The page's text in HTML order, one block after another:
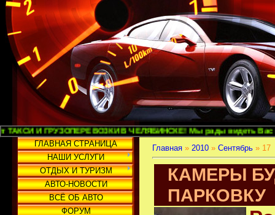
ГРУЗОПЕРЕВОЗКИ В ЧЕЛЯБИНСКЕ! Мы рады видеть Вас и надеемся
ГЛАВНАЯ СТРАНИЦА
НАШИ УСЛУГИ
ОТДЫХ И ТУРИЗМ
АВТО-НОВОСТИ
ВСЁ ОБ АВТО
ФОРУМ
Главная » 2010 » Сентябрь » 17
КАМЕРЫ
ПАРКОВКУ